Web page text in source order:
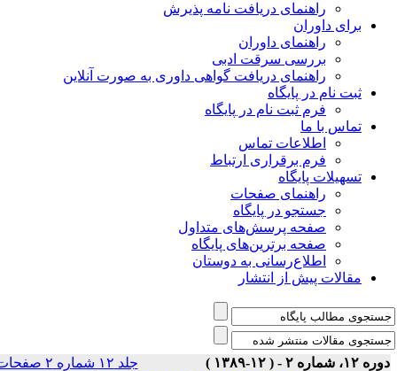
راهنمای دریافت نامه پذیرش
برای داوران
راهنمای داوران
بررسی سرقت ادبی
راهنمای دریافت گواهی داوری به صورت آنلاین
ثبت نام در پایگاه
فرم ثبت نام در پایگاه
تماس با ما
اطلاعات تماس
فرم برقراری ارتباط
تسهیلات پایگاه
راهنمای صفحات
جستجو در پایگاه
صفحه پرسش‌های متداول
صفحه برترین‌های پایگاه
اطلاع‌رسانی به دوستان
مقالات پیش از انتشار
۱۲، شماره ۲ - ( ۱۲-۱۳۸۹ )
جلد ۱۲ شماره ۲ صفحات